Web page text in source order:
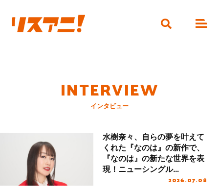
INTERVIEW
インタビュー
水樹奈々、自らの夢を叶えて
くれた『なのは』の新作で、
『なのは』の新たな世界を表
現！ニューシングル
「CRIMSON BULLET」リリ
2026.07.08